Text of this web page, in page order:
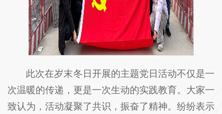
此次在岁末冬日开展的主题党日活动不仅是一
次温暖的传递，更是一次生动的实践教育。大家一
致认为，活动凝聚了共识，振奋了精神。纷纷表示